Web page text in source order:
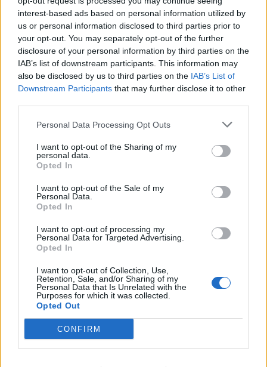
interest-based ads based on personal information utilized by
us or personal information disclosed to third parties prior to
your opt-out. You may separately opt-out of the further
disclosure of your personal information by third parties on the
IAB’s list of downstream participants. This information may
also be disclosed by us to third parties on the IAB’s List of
Downstream Participants that may further disclose it to other
Personal Data Processing Opt Outs
I want to opt-out of the Sharing of my
personal data.
Opted In
I want to opt-out of the Sale of my
Personal Data.
Opted In
I want to opt-out of processing my
Personal Data for Targeted Advertising.
Opted In
I want to opt-out of Collection, Use,
Retention, Sale, and/or Sharing of my
Personal Data that Is Unrelated with the
Purposes for which it was collected.
Opted Out
CONFIRM
Mascia, Sorgente, Lopes, Limberti e Cherchi
gli altri acquisti
8 Ago 2026
Il Monastir riparte dai pilastri Masia, Pinna e
Aloia, il primo acquisto è Loru
7 Ago 2026
giocatori della scorsa stagione
Carlucci, Bevilacqua, Solinas, Souare e Galic
7 Ago 2026